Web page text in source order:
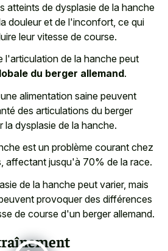
atteints de dysplasie de la hanche
douleur et de l'inconfort, ce qui
leur vitesse de course.
l'articulation de la hanche peut
du berger allemand.
alimentation saine peuvent
des articulations du berger
la dysplasie de la hanche.
est un problème courant chez
affectant jusqu'à 70% de la race.
de la hanche peut varier, mais
provoquer des différences
de course d'un berger allemand.